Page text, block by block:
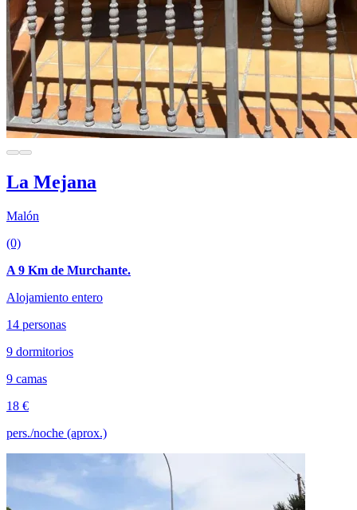
La Mejana
Malón
(0)
A 9 Km de Murchante.
Alojamiento entero
14 personas
9 dormitorios
9 camas
18 €
pers./noche (aprox.)